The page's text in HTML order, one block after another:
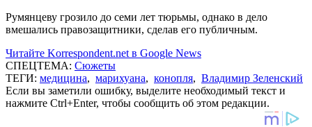
Румянцеву грозило до семи лет тюрьмы, однако в дело
вмешались правозащитники, сделав его публичным.
Читайте Korrespondent.net в Google News
СПЕЦТЕМА: Сюжеты
ТЕГИ: медицина, марихуана, конопля, Владимир Зеленский
Если вы заметили ошибку, выделите необходимый текст и
нажмите Ctrl+Enter, чтобы сообщить об этом редакции.